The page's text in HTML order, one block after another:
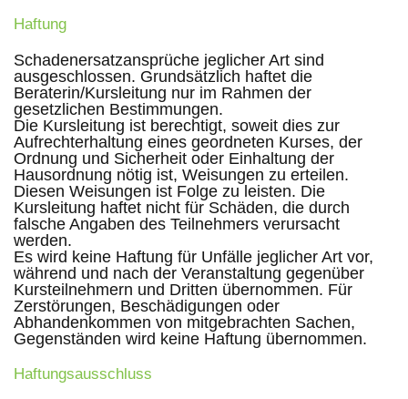
Haftung
Schadenersatzansprüche jeglicher Art sind
ausgeschlossen. Grundsätzlich haftet die
Beraterin/Kursleitung nur im Rahmen der
gesetzlichen Bestimmungen.
Die Kursleitung ist berechtigt, soweit dies zur
Aufrechterhaltung eines geordneten Kurses, der
Ordnung und Sicherheit oder Einhaltung der
Hausordnung nötig ist, Weisungen zu erteilen.
Diesen Weisungen ist Folge zu leisten. Die
Kursleitung haftet nicht für Schäden, die durch
falsche Angaben des Teilnehmers verursacht
werden.
Es wird keine Haftung für Unfälle jeglicher Art vor,
während und nach der Veranstaltung gegenüber
Kursteilnehmern und Dritten übernommen. Für
Zerstörungen, Beschädigungen oder
Abhandenkommen von mitgebrachten Sachen,
Gegenständen wird keine Haftung übernommen.
Haftungsausschluss